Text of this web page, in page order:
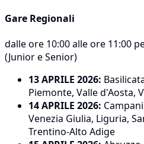
Gare Regionali
dalle ore 10:00 alle ore 11:00
(Junior e Senior)
13 APRILE 2026:
Piemonte, Valle d'Aosta,
14 APRILE 2026:
Venezia Giulia, Liguria,
Trentino-Alto Adige